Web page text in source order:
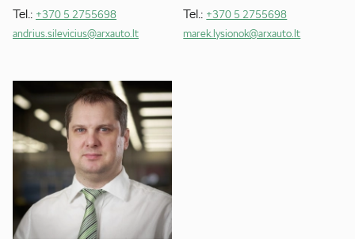
Tel.: +370 5 2755698
andrius.silevicius@arxauto.lt
Tel.: +370 5 2755698
marek.lysionok@arxauto.lt